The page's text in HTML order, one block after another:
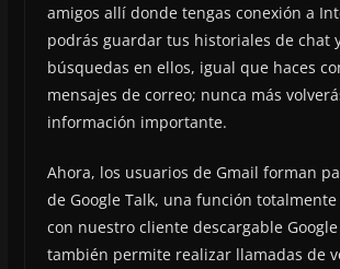
amigos allí donde tengas conexión a
podrás guardar tus historiales de chat
búsquedas en ellos, igual que haces
mensajes de correo; nunca más
información importante.
Ahora, los usuarios de Gmail forman
de Google Talk, una función
con nuestro cliente descargable
también permite realizar llamadas de